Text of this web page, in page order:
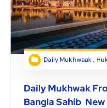
Daily Mukhwaak,
Daily Mukhwak
Bangla Sahib